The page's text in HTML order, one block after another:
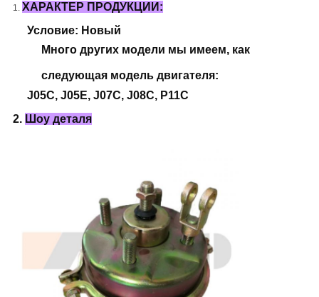
1. ХАРАКТЕР ПРОДУКЦИИ:
Условие: Новый
Много других модели мы имеем, как
следующая модель двигателя:
J05C, J05E, J07C, J08C, P11C
2. Шоу деталя